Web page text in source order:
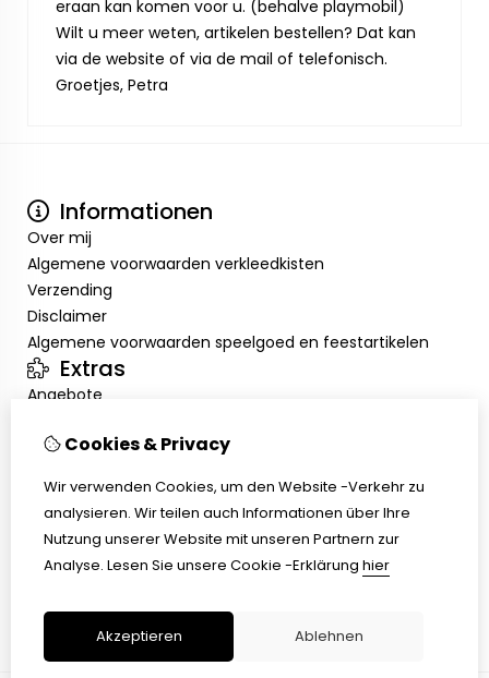
eraan kan komen voor u. (behalve playmobil)
Wilt u meer weten, artikelen bestellen? Dat kan
via de website of via de mail of telefonisch.
Groetjes, Petra
Informationen
Over mij
Algemene voorwaarden verkleedkisten
Verzending
Disclaimer
Algemene voorwaarden speelgoed en feestartikelen
Extras
Angebote
Inloggen
Kundenservice
Retouren
Cookies & Privacy
Wir verwenden Cookies, um den Website -Verkehr zu
analysieren. Wir teilen auch Informationen über Ihre
Nutzung unserer Website mit unseren Partnern zur
Analyse. Lesen Sie unsere Cookie -Erklärung hier
Akzeptieren Ablehnen